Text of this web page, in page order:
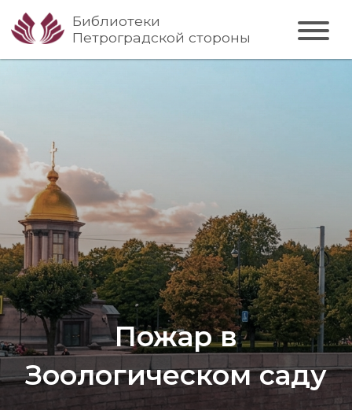
Библиотеки
Петроградской стороны
Пожар в
Зоологическом саду